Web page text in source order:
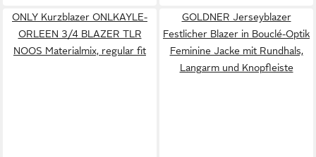
ONLY Kurzblazer ONLKAYLE-
ORLEEN 3/4 BLAZER TLR
NOOS Materialmix, regular fit
GOLDNER Jerseyblazer
Festlicher Blazer in Bouclé-Optik
Feminine Jacke mit Rundhals,
Langarm und Knopfleiste